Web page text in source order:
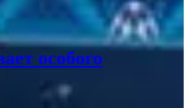
особого